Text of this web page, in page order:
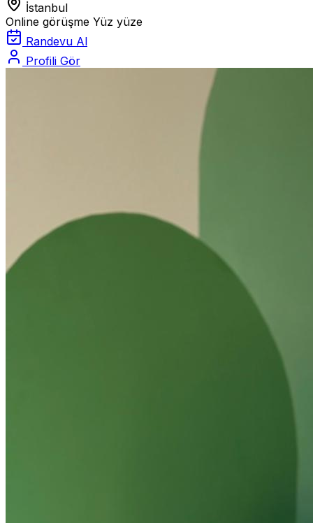
İstanbul
Online görüşme Yüz yüze
Randevu Al
Profili Gör